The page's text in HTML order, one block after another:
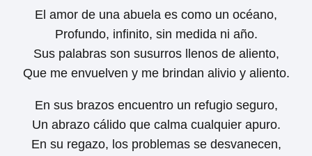
El amor de una abuela es como un océano,
Profundo, infinito, sin medida ni año.
Sus palabras son susurros llenos de aliento,
Que me envuelven y me brindan alivio y aliento.
En sus brazos encuentro un refugio seguro,
Un abrazo cálido que calma cualquier apuro.
En su regazo, los problemas se desvanecen,